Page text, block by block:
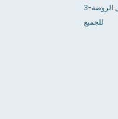
3-ك & أمبير ؛ ما قبل الروضة
للجميع